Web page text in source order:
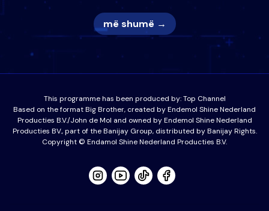
më shumë →
This programme has been produced by:Top Channel
Based on the format Big Brother, created by Endemol Shine Nederland
Producties B.V./John de Mol and owned by Endemol Shine Nederland
Producties BV., part of the Banijay Group, distributed by Banijay Rights.
Copyright © Endamol Shine Nederland Producties B.V.